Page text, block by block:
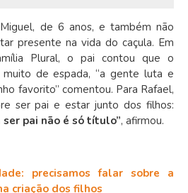
de 6 anos, e também não
presente na vida do caçula. Em
Plural, o pai contou que o
de espada, “a gente luta e
favorito” comentou. Para Rafael,
ser pai e estar junto dos filhos:
pai não é só título”, afirmou.
precisamos falar sobre a
criação dos filhos